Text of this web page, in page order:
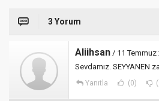
3 Yorum
Aliihsan / 11 Temmuz
Sevdamız. SEYYANEN
Yanıtla (0)